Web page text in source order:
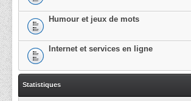
Humour et jeux de mots
Internet et services en ligne
Statistiques